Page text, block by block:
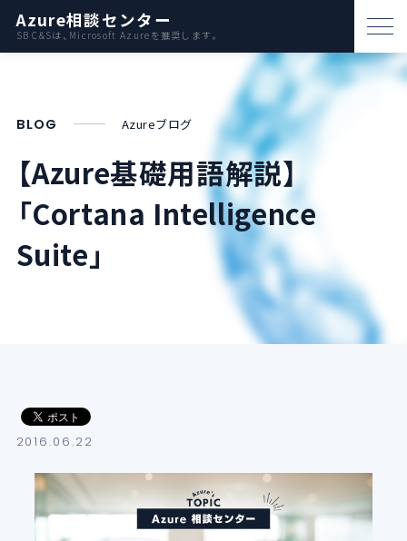
Azure相談センター
SB C&Sは、Microsoft Azureを推奨します。
パートナー支援
資料ダウンロード
お問い合わせ
Azureとは
AWS比較
ブログ
BLOG Azureブログ
【Azure基礎用語解説】
「Cortana Intelligence
Suite」
2016.06.22